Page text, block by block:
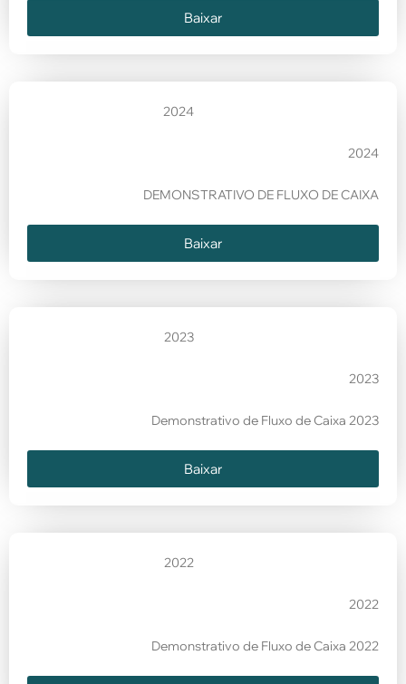
Baixar
2024
2024
DEMONSTRATIVO DE FLUXO DE CAIXA
Baixar
2023
2023
Demonstrativo de Fluxo de Caixa 2023
Baixar
2022
2022
Demonstrativo de Fluxo de Caixa 2022